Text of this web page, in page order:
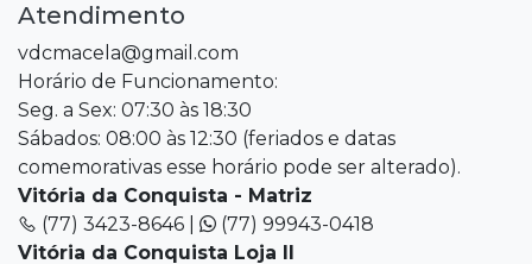
Atendimento
vdcmacela@gmail.com
Horário de Funcionamento:
Seg. a Sex: 07:30 às 18:30
Sábados: 08:00 às 12:30 (feriados e datas
comemorativas esse horário pode ser alterado).
Vitória da Conquista - Matriz
(77) 3423-8646 |
(77) 99943-0418
Vitória da Conquista Loja II